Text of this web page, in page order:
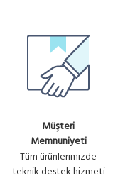
Müşteri
Memnuniyeti
Tüm ürünlerimizde
teknik destek hizmeti